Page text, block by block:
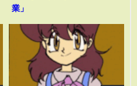
業」